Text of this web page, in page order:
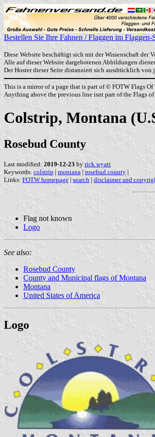
Bestellen Sie Ihre Fahnen / Flaggen im Flaggen-
Diese Website beschäftigt sich mit der Wissenschaft der
Alle auf dieser Website dargebotenen Abbildungen
Der Hoster dieser Seite distanziert sich ausdrücklich
This is a mirror of a page that is part of © FOTW Flags
Anything above the previous line isnt part of the Flags
Colstrip, Montana
Rosebud County
Last modified: 2019-12-23 by rick wyatt
Keywords: colstrip | montana | rosebud county |
Links: FOTW homepage | search | disclaimer and
Flag not known
Logo
See also:
Rosebud County
County and Municipal flags of Montana
Montana
United States of America
Logo